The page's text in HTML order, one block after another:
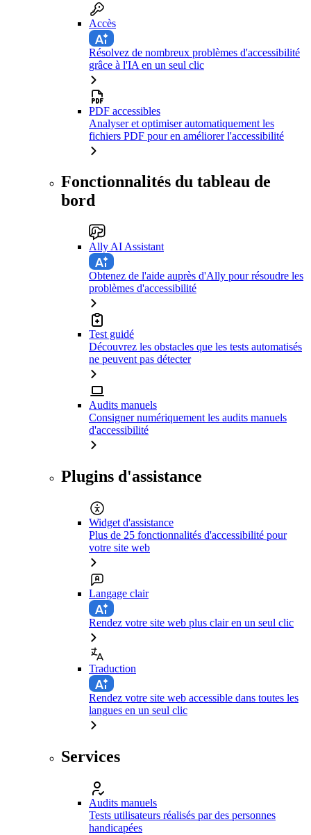
Accès
Résolvez de nombreux problèmes d'accessibilité
grâce à l'IA en un seul clic
PDF accessibles
Analyser et optimiser automatiquement les
fichiers PDF pour en améliorer l'accessibilité
Fonctionnalités du tableau de
bord
Ally AI Assistant
Obtenez de l'aide auprès d'Ally pour résoudre les
problèmes d'accessibilité
Test guidé
Découvrez les obstacles que les tests automatisés
ne peuvent pas détecter
Audits manuels
Consigner numériquement les audits manuels
d'accessibilité
Plugins d'assistance
Widget d'assistance
Plus de 25 fonctionnalités d'accessibilité pour
votre site web
Langage clair
Rendez votre site web plus clair en un seul clic
Traduction
Rendez votre site web accessible dans toutes les
langues en un seul clic
Services
Audits manuels
Tests utilisateurs réalisés par des personnes
handicapées